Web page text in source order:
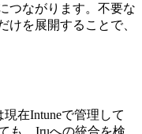
つながります。不要な
けを展開することで、
在Intuneで管理して